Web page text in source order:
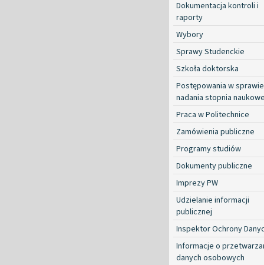
Dokumentacja kontroli i
raporty
Wybory
Sprawy Studenckie
Szkoła doktorska
Postępowania w sprawie
nadania stopnia
Praca w Politechnice
Zamówienia publiczne
Programy studiów
Dokumenty publiczne
Imprezy PW
Udzielanie informacji
publicznej
Inspektor Ochrony
Informacje o
danych osobowych